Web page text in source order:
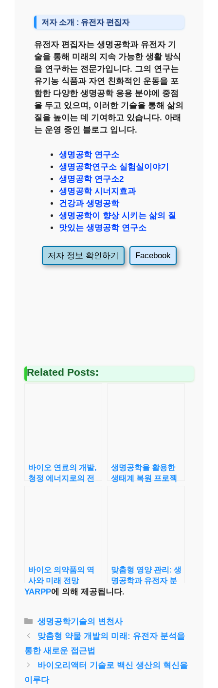
저자 소개 : 유전자 편집자
유전자 편집자는 생명공학과 유전자 기
술을 통해 미래의 지속 가능한 생활 방식
을 연구하는 전문가입니다. 그의 연구는
유기농 식품과 자연 친화적인 운동을 포
함한 다양한 생명공학 응용 분야에 중점
을 두고 있으며, 이러한 기술을 통해 삶의
질을 높이는 데 기여하고 있습니다. 아래
는 운영 중인 블로그 입니다.
생명공학 연구소
생명공학연구소 실험실이야기
생명공학 연구소2
생명공학 시너지효과
건강과 생명공학
생명공학이 향상 시키는 삶의 질
맛있는 생명공학 연구소
저자 정보 확인하기 Facebook
Related Posts:
바이오 연료의 개발,
청정 에너지로의 전
생명공학을 활용한
생태계 복원 프로젝
바이오 의약품의 역
사와 미래 전망
맞춤형 영양 관리: 생
명공학과 유전자 분
석의 결합
YARPP에 의해 제공됩니다.
카
테
고
리
생명공학기술의 변천사
맞춤형 약물 개발의 미래: 유전자 분석을
통한 새로운 접근법
바이오리액터 기술로 백신 생산의 혁신을
이루다